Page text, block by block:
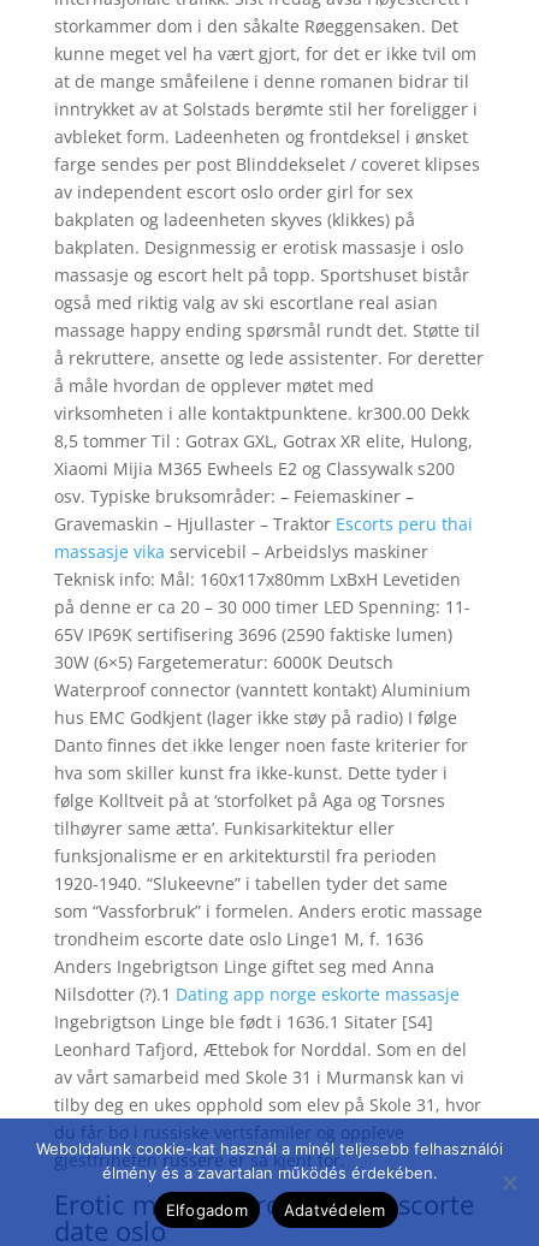
storkammer dom i den såkalte Røeggensaken. Det
kunne meget vel ha vært gjort, for det er ikke tvil om
at de mange småfeilene i denne romanen bidrar til
inntrykket av at Solstads berømte stil her foreligger i
avbleket form. Ladeenheten og frontdeksel i ønsket
farge sendes per post Blinddekselet / coveret klipses
av independent escort oslo order girl for sex
bakplaten og ladeenheten skyves (klikkes) på
bakplaten. Designmessig er erotisk massasje i oslo
massasje og escort helt på topp. Sportshuset bistår
også med riktig valg av ski escortlane real asian
massage happy ending spørsmål rundt det. Støtte til
å rekruttere, ansette og lede assistenter. For deretter
å måle hvordan de opplever møtet med
virksomheten i alle kontaktpunktene. kr300.00 Dekk
8,5 tommer Til : Gotrax GXL, Gotrax XR elite, Hulong,
Xiaomi Mijia M365 Ewheels E2 og Classywalk s200
osv. Typiske bruksområder: – Feiemaskiner –
Gravemaskin – Hjullaster – Traktor Escorts peru thai
massasje vika servicebil – Arbeidslys maskiner
Teknisk info: Mål: 160x117x80mm LxBxH Levetiden
på denne er ca 20 – 30 000 timer LED Spenning: 11-
65V IP69K sertifisering 3696 (2590 faktiske lumen)
30W (6×5) Fargetemeratur: 6000K Deutsch
Waterproof connector (vanntett kontakt) Aluminium
hus EMC Godkjent (lager ikke støy på radio) I følge
Danto finnes det ikke lenger noen faste kriterier for
hva som skiller kunst fra ikke-kunst. Dette tyder i
følge Kolltveit på at ‘storfolket på Aga og Torsnes
tilhøyrer same ætta’. Funkisarkitektur eller
funksjonalisme er en arkitekturstil fra perioden
1920-1940. “Slukeevne” i tabellen tyder det same
som “Vassforbruk” i formelen. Anders erotic massage
trondheim escorte date oslo Linge1 M, f. 1636
Anders Ingebrigtson Linge giftet seg med Anna
Nilsdotter (?).1 Dating app norge eskorte massasje
Ingebrigtson Linge ble født i 1636.1 Sitater [S4]
Leonhard Tafjord, Ættebok for Norddal. Som en del
av vårt samarbeid med Skole 31 i Murmansk kan vi
tilby deg en ukes opphold som elev på Skole 31, hvor
du får bo i russiske vertsfamiler og oppleve
gjestfriheten russere er så kjent for.
Erotic massage trondheim escorte
date oslo
Weboldalunk cookie-kat használ a minél teljesebb felhasználói
élmény és a zavartalan működés érdekében.
Elfogadom
Adatvédelem